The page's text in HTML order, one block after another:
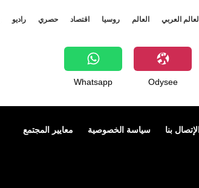
العالم العربي العالم روسيا اقتصاد حصري راديو
Odysee
Whatsapp
الإتصال بنا سياسة الخصوصية معايير المجتمع